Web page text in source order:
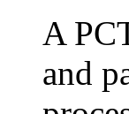
A
and